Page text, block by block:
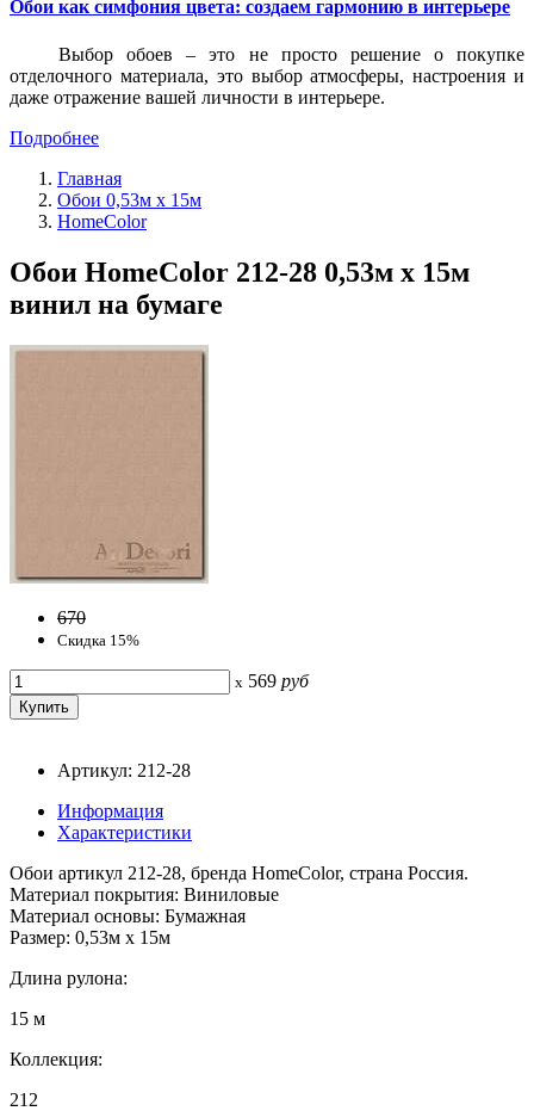
Обои как симфония цвета: создаем гармонию в интерьере
Выбор обоев – это не просто решение о покупке
отделочного материала, это выбор атмосферы, настроения и
даже отражение вашей личности в интерьере.
Подробнее
Главная
Обои 0,53м x 15м
HomeColor
Обои HomeColor 212-28 0,53м x 15м
винил на бумаге
670
Скидка 15%
x 569 руб
Артикул: 212-28
Информация
Характеристики
Обои артикул 212-28, бренда HomeColor, страна Россия.
Материал покрытия: Виниловые
Материал основы: Бумажная
Размер: 0,53м x 15м
Длина рулона:
15 м
Коллекция:
212